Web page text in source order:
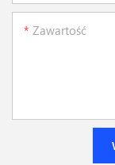
Zawartość